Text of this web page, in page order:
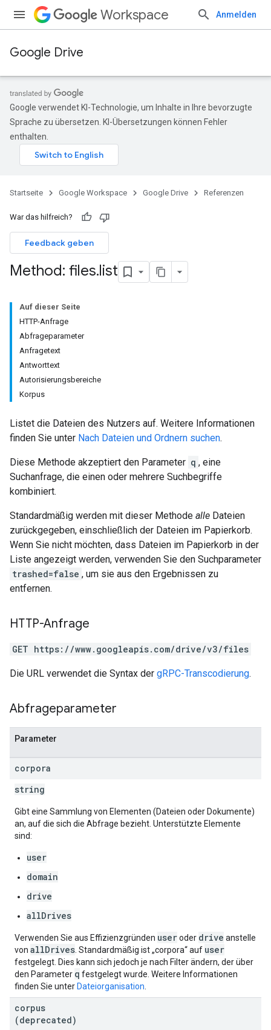
Workspace Anmelden
Google Drive
Google verwendet KI-Technologie, um Inhalte in Ihre bevorzugte
Sprache zu übersetzen. KI-Übersetzungen können Fehler
enthalten.
Startseite Google Workspace Google Drive Referenzen
War das hilfreich?
Feedback geben
Method: files.list
Auf dieser Seite
HTTP-Anfrage
Abfrageparameter
Anfragetext
Antworttext
Autorisierungsbereiche
Korpus
Listet die Dateien des Nutzers auf. Weitere Informationen
finden Sie unter Nach Dateien und Ordnern suchen.
Diese Methode akzeptiert den Parameter q , eine
Suchanfrage, die einen oder mehrere Suchbegriffe
kombiniert.
Standardmäßig werden mit dieser Methode alle Dateien
zurückgegeben, einschließlich der Dateien im Papierkorb.
Wenn Sie nicht möchten, dass Dateien im Papierkorb in der
Liste angezeigt werden, verwenden Sie den Suchparameter
trashed=false , um sie aus den Ergebnissen zu
entfernen.
HTTP-Anfrage
GET https://www.googleapis.com/drive/v3/files
Die URL verwendet die Syntax der gRPC-Transcodierung.
Abfrageparameter
Parameter
corpora
string
Gibt eine Sammlung von Elementen (Dateien oder Dokumente)
an, auf die sich die Abfrage bezieht. Unterstützte Elemente
sind:
user
domain
drive
allDrives
Verwenden Sie aus Effizienzgründen useroder drive anstelle
von allDrives . Standardmäßig ist „corpora“ auf user
festgelegt. Dies kann sich jedoch je nach Filter ändern, der über
den Parameter q festgelegt wurde. Weitere Informationen
finden Sie unter Dateiorganisation
corpus
(deprecated)